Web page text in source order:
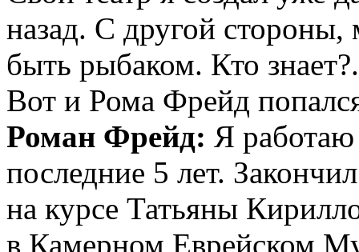
назад. С другой
быть рыбаком. Кто
Вот и Рома Фрейд
Роман Фрейд: Я работаю
последние 5 лет.
на курсе Татьяны
в Камерном Еврейском